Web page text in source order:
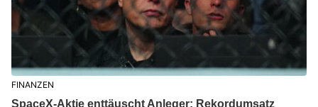
FINANZEN
SpaceX-Aktie enttäuscht Anleger: Rekordumsatz